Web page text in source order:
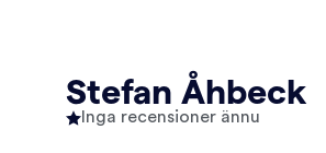
Stefan Åhbeck
Inga recensioner ännu